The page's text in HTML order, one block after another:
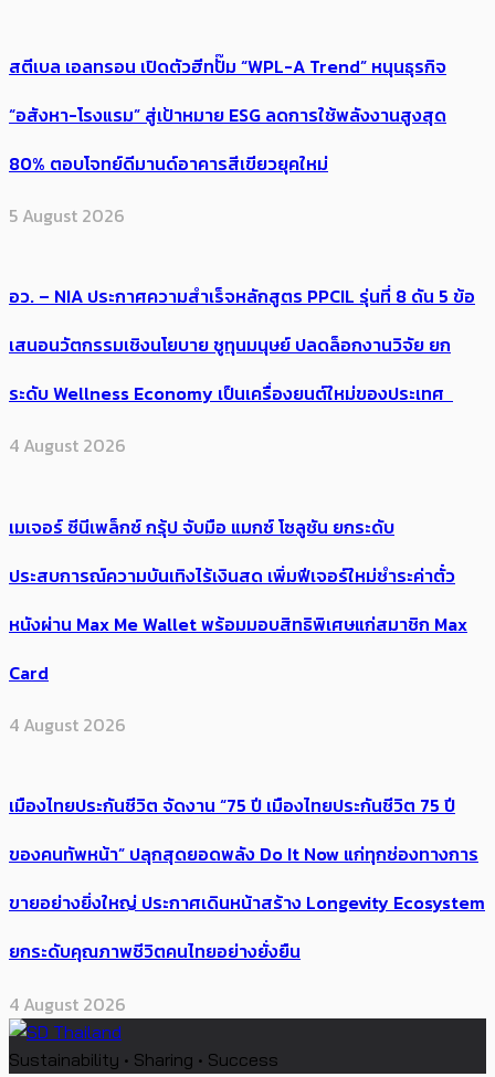
สตีเบล เอลทรอน เปิดตัวฮีทปั๊ม “WPL-A Trend” หนุนธุรกิจ
“อสังหา-โรงแรม” สู่เป้าหมาย ESG ลดการใช้พลังงานสูงสุด
80% ตอบโจทย์ดีมานด์อาคารสีเขียวยุคใหม่
5 August 2026
อว. – NIA ประกาศความสำเร็จหลักสูตร PPCIL รุ่นที่ 8 ดัน 5 ข้อ
เสนอนวัตกรรมเชิงนโยบาย ชูทุนมนุษย์ ปลดล็อกงานวิจัย ยก
ระดับ Wellness Economy เป็นเครื่องยนต์ใหม่ของประเทศ
4 August 2026
เมเจอร์ ซีนีเพล็กซ์ กรุ้ป จับมือ แมกซ์ โซลูชัน ยกระดับ
ประสบการณ์ความบันเทิงไร้เงินสด เพิ่มฟีเจอร์ใหม่ชำระค่าตั๋ว
หนังผ่าน Max Me Wallet พร้อมมอบสิทธิพิเศษแก่สมาชิก Max
Card
4 August 2026
เมืองไทยประกันชีวิต จัดงาน “75 ปี เมืองไทยประกันชีวิต 75 ปี
ของคนทัพหน้า” ปลุกสุดยอดพลัง Do It Now แก่ทุกช่องทางการ
ขายอย่างยิ่งใหญ่ ประกาศเดินหน้าสร้าง Longevity Ecosystem
ยกระดับคุณภาพชีวิตคนไทยอย่างยั่งยืน
4 August 2026
Sustainability • Sharing • Success